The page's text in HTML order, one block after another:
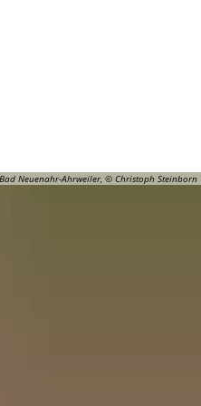
Neuenahr-Ahrweiler, © Christoph Steinborn